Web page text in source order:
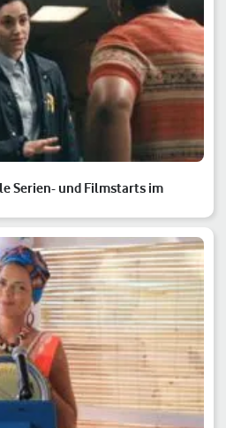
Serien- und Filmstarts im